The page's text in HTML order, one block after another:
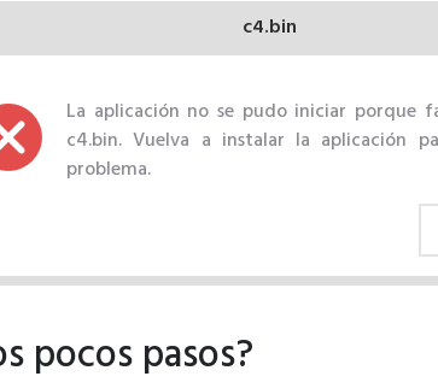
c4.bin
La aplicación no se pudo iniciar porque
c4.bin. Vuelva a instalar la aplicación
problema.
pocos pasos?